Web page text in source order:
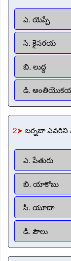
ఎ. యెప్పే
సి. కైసరయ
బి. లుద్ద
డి.
2➤ బర్నబా ఎవరిని
ఎ. పేతురు
బి. యాకోబు
సి. యూదా
డి. పౌలు